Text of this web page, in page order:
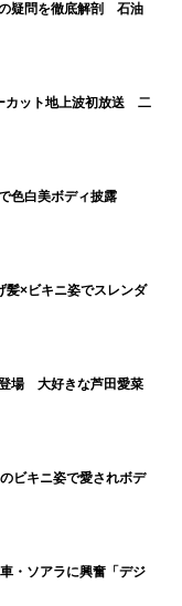
愛車遍歴
の疑問を徹底解剖 石油
カット地上波初放送 二
色白美ボディ披露
×ビキニ姿でスレンダ
登場 大好きな芦田愛菜
ビキニ姿で愛されボデ
・ソアラに興奮「デジ